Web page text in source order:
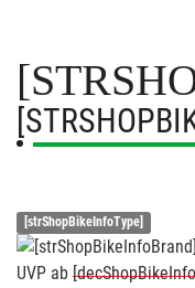
[strShopBikeInfoType]
UVP ab